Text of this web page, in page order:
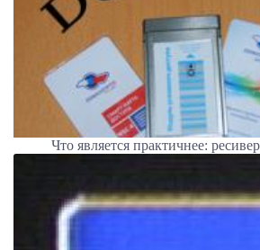
Что является практичнее: